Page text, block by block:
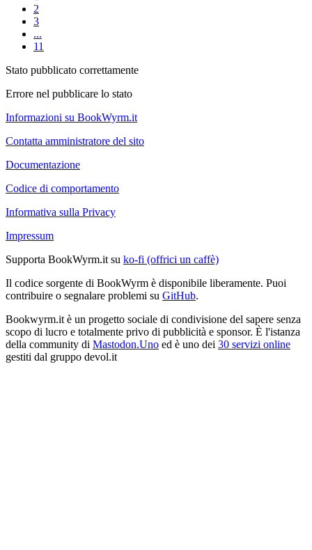
2
3
...
11
Stato pubblicato correttamente
Errore nel pubblicare lo stato
Informazioni su BookWyrm.it
Contatta amministratore del sito
Documentazione
Codice di comportamento
Informativa sulla Privacy
Impressum
Supporta BookWyrm.it su ko-fi (offrici un caffè)
Il codice sorgente di BookWyrm è disponibile liberamente. Puoi
contribuire o segnalare problemi su GitHub.
Bookwyrm.it è un progetto sociale di condivisione del sapere senza
scopo di lucro e totalmente privo di pubblicità e sponsor. È l'istanza
della community di Mastodon.Uno ed è uno dei 30 servizi online
gestiti dal gruppo devol.it